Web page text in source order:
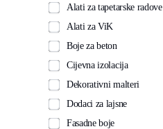
Alati za tapetarske radove
Alati za ViK
Boje za beton
Cijevna izolacija
Dekorativni malteri
Dodaci za lajsne
Fasadne boje